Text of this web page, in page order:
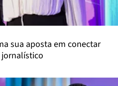
sua aposta em conectar